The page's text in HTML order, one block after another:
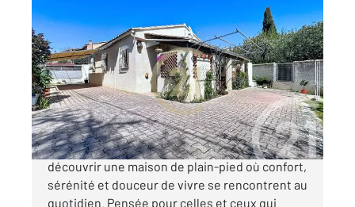
ISTRES 13
73,90 m2, 4 pièces
Ref : 2868
Maison à vendre
326 000 €
Century 21 Cabinet Corvaja vous invite à
découvrir une maison de plain-pied où confort,
sérénité et douceur de vivre se rencontrent au
quotidien. Pensée pour celles et ceux qui